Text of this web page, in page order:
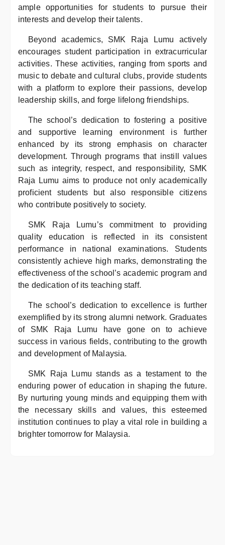
ample opportunities for students to pursue their
interests and develop their talents.
Beyond academics, SMK Raja Lumu actively
encourages student participation in extracurricular
activities. These activities, ranging from sports and
music to debate and cultural clubs, provide students
with a platform to explore their passions, develop
leadership skills, and forge lifelong friendships.
The school’s dedication to fostering a positive
and supportive learning environment is further
enhanced by its strong emphasis on character
development. Through programs that instill values
such as integrity, respect, and responsibility, SMK
Raja Lumu aims to produce not only academically
proficient students but also responsible citizens
who contribute positively to society.
SMK Raja Lumu’s commitment to providing
quality education is reflected in its consistent
performance in national examinations. Students
consistently achieve high marks, demonstrating the
effectiveness of the school’s academic program and
the dedication of its teaching staff.
The school’s dedication to excellence is further
exemplified by its strong alumni network. Graduates
of SMK Raja Lumu have gone on to achieve
success in various fields, contributing to the growth
and development of Malaysia.
SMK Raja Lumu stands as a testament to the
enduring power of education in shaping the future.
By nurturing young minds and equipping them with
the necessary skills and values, this esteemed
institution continues to play a vital role in building a
brighter tomorrow for Malaysia.